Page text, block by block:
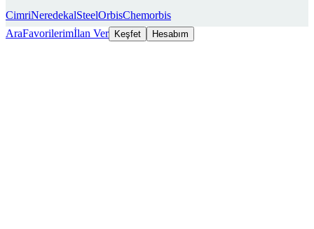
CimriNeredekalSteelOrbisChemorbis
AraFavorilerimİlan Ver Keşfet Hesabım